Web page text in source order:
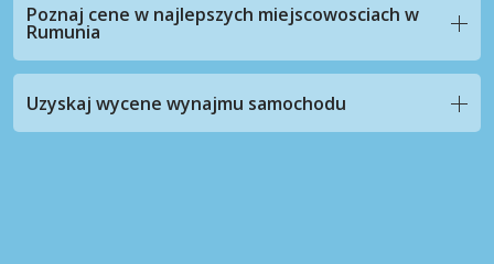
Poznaj cene w najlepszych miejscowosciach w
Rumunia
Uzyskaj wycene wynajmu samochodu